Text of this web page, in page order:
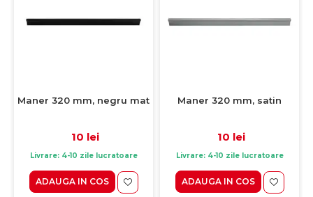
Maner 320 mm, negru mat
10 lei
Livrare: 4-10 zile lucratoare
ADAUGA IN COS
Maner 320 mm, satin
10 lei
Livrare: 4-10 zile lucratoare
ADAUGA IN COS